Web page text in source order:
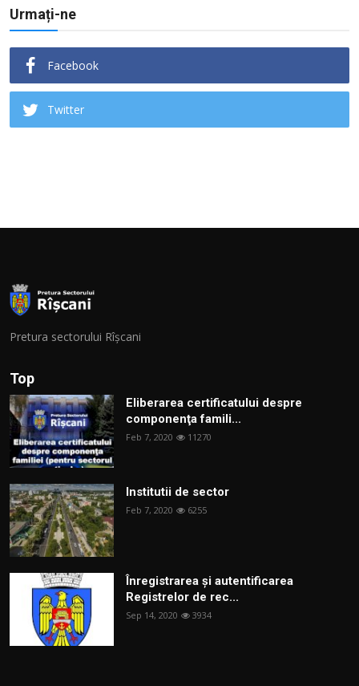
Urmați-ne
Facebook
Twitter
Pretura sectorului Rîșcani
Top
Eliberarea certificatului despre
componenţa famili...
Feb 7, 2020 11270
Institutii de sector
Feb 7, 2020 6255
Înregistrarea și autentificarea
Registrelor de rec...
Sep 14, 2020 3934